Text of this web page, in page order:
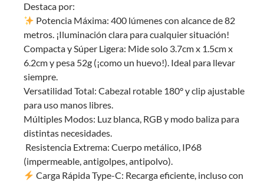
Destaca por:
Potencia Máxima: 400 lúmenes con alcance de 82
metros. ¡Iluminación clara para cualquier situación!
Compacta y Súper Ligera: Mide solo 3.7cm x 1.5cm x
6.2cm y pesa 52g (¡como un huevo!). Ideal para llevar
siempre.
Versatilidad Total: Cabezal rotable 180° y clip ajustable
para uso manos libres.
Múltiples Modos: Luz blanca, RGB y modo baliza para
distintas necesidades.
️ Resistencia Extrema: Cuerpo metálico, IP68
(impermeable, antigolpes, antipolvo).
Carga Rápida Type-C: Recarga eficiente, incluso con